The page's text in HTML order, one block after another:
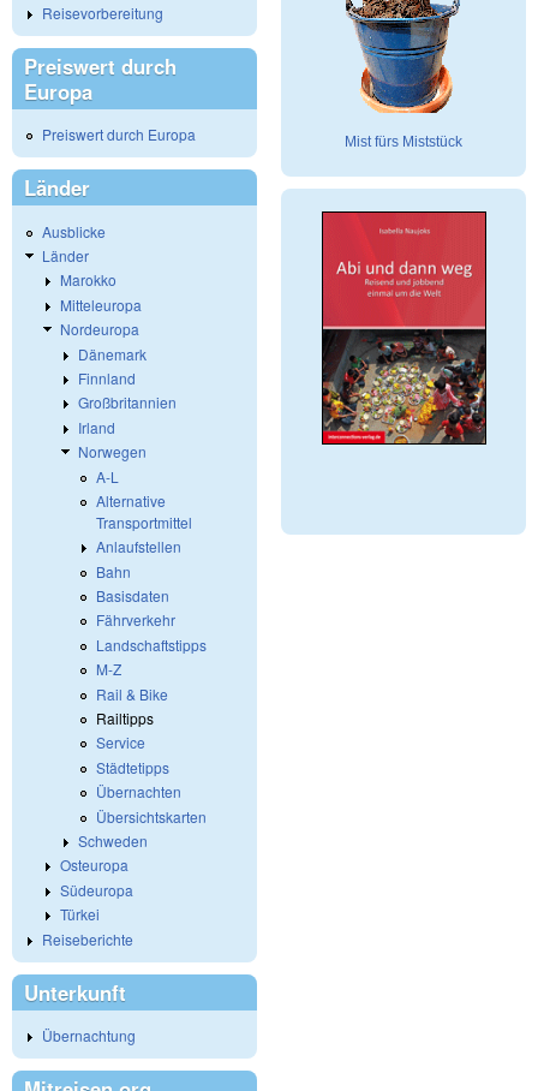
Reisevorbereitung
Preiswert durch
Europa
Preiswert durch Europa
Länder
Ausblicke
Länder
Marokko
Mitteleuropa
Nordeuropa
Dänemark
Finnland
Großbritannien
Irland
Norwegen
A-L
Alternative
Transportmittel
Anlaufstellen
Bahn
Basisdaten
Fährverkehr
Landschaftstipps
M-Z
Rail & Bike
Railtipps
Service
Städtetipps
Übernachten
Übersichtskarten
Schweden
Osteuropa
Südeuropa
Türkei
Reiseberichte
Unterkunft
Übernachtung
Mist fürs Miststück